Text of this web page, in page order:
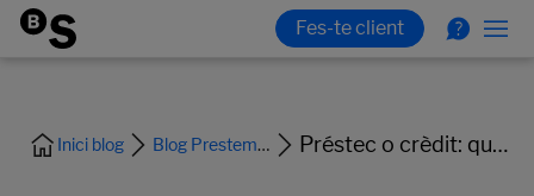
Inici blog Blog Prestem i Finançament Préstec o crèdit: quina és la diferència?